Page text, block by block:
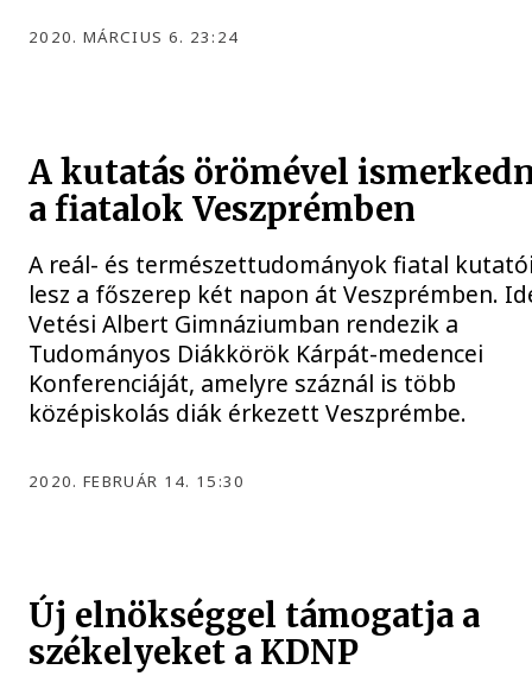
2020. MÁRCIUS 6. 23:24
A kutatás örömével
a fiatalok Veszprémben
A reál- és természettudományok fiatal
lesz a főszerep két napon át Veszprémben.
Vetési Albert Gimnáziumban rendezik a
Tudományos Diákkörök Kárpát-medencei
Konferenciáját, amelyre száznál is több
középiskolás diák érkezett Veszprémbe.
2020. FEBRUÁR 14. 15:30
Új elnökséggel támogatja a
székelyeket a KDNP